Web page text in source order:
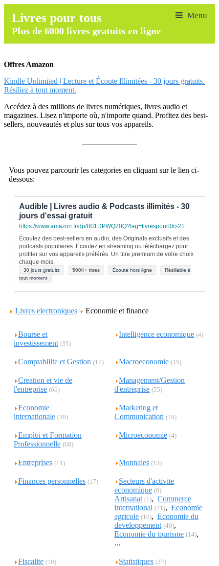
Livres pour tous
Plus de 6000 livres gratuits en ligne
Offres Amazon
Kindle Unlimited | Lecture et Écoute Illimitées - 30 jours gratuits.
Résiliez à tout moment.
Accédez à des millions de livres numériques, livres audio et
magazines. Lisez n'importe où, n'importe quand. Profitez des best-
sellers, nouveautés et plus sur tous vos appareils.
Vous pouvez parcourir les categories en cliquant sur le lien ci-
dessous:
Audible | Livres audio & Podcasts illimités - 30
jours d'essai gratuit
https://www.amazon.fr/dp/B01DPWQ20Q?tag=livrespourt0c-21
Écoutez des best-sellers en audio, des Originals exclusifs et des
podcasts populaires. Écoutez en streaming ou téléchargez pour
profiter sur vos appareils préférés. Un titre premium de votre choix
chaque mois.
30 jours gratuits 500K+ titres Écoute hors ligne
Résiliable à
tout moment
Livres electroniques Economie et finance
Bourse et
investissement (39)
Intelligence economique (4)
Comptabilite et Gestion (17) Macroeconomie (15)
Creation et vie de
l'entreprise (66)
Management/Gestion
d'entreprise (55)
Economie
internationale (30)
Marketing et
Communication (79)
Emploi et Formation
Professionnelle (68)
Microeconomie (4)
Entreprises (11) Monnaies (13)
Finances personnelles (17)
Secteurs d'activite
economique (0)
Artisanat (1), Commerce
international (21), Economie
agricole (10), Economie du
developpement (40),
Economie du tourisme (14),
...
Fiscalite (10) Statistiques (37)